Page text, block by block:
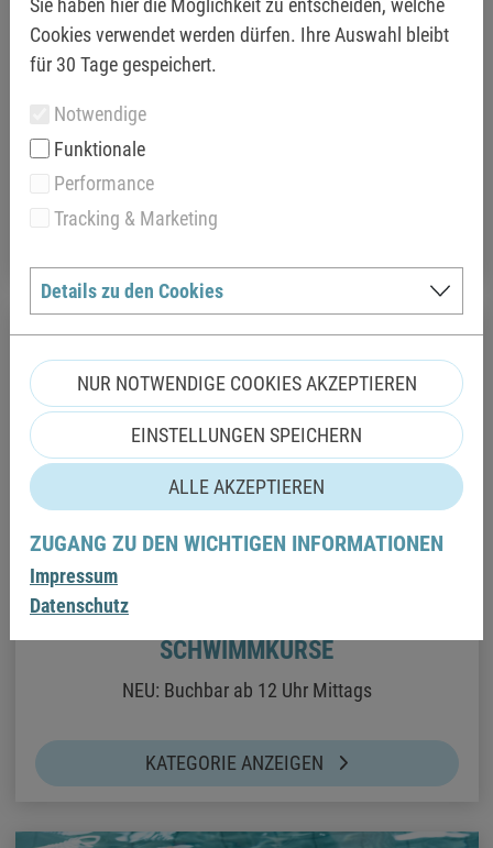
SOMMERSAISONKARTEN
SCHWIMMKURSE
NEU: Buchbar ab 12 Uhr Mittags
KATEGORIE ANZEIGEN
Sie haben hier die Möglichkeit zu entscheiden, welche
Cookies verwendet werden dürfen. Ihre Auswahl bleibt
für 30 Tage gespeichert.
Notwendige
Funktionale
Performance
Tracking & Marketing
Details zu den Cookies
NUR NOTWENDIGE COOKIES AKZEPTIEREN
EINSTELLUNGEN SPEICHERN
ALLE AKZEPTIEREN
ZUGANG ZU DEN WICHTIGEN INFORMATIONEN
Impressum
Datenschutz